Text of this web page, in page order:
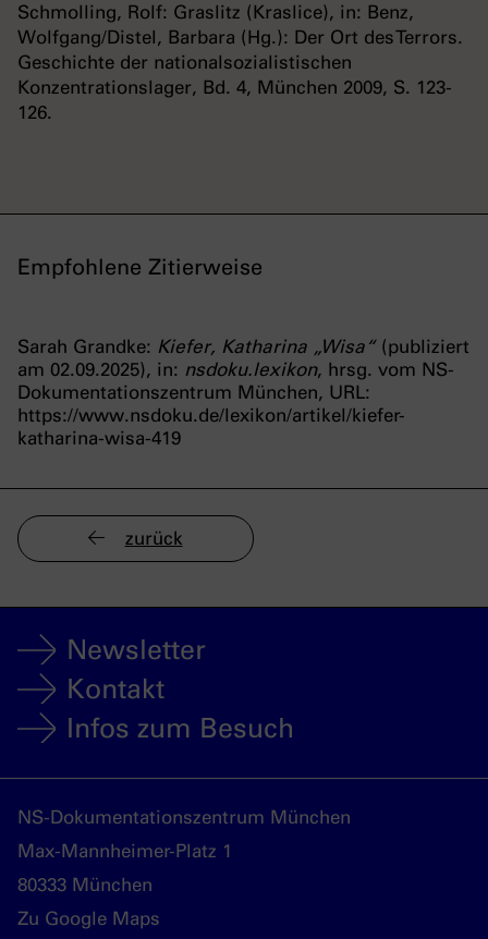
Schmolling, Rolf: Graslitz (Kraslice), in: Benz,
Wolfgang/Distel, Barbara (Hg.): Der Ort des Terrors.
Geschichte der nationalsozialistischen
Konzentrationslager, Bd. 4, München 2009, S. 123-
126.
Empfohlene Zitierweise
Sarah Grandke: Kiefer, Katharina „Wisa“(publiziert
am 02.09.2025), in: nsdoku.lexikon, hrsg. vom NS-
Dokumentationszentrum München, URL:
https://www.nsdoku.de/lexikon/artikel/kiefer-
katharina-wisa-419
zurück
Newsletter
Kontakt
Infos zum Besuch
NS-Dokumentationszentrum München
Max-Mannheimer-Platz 1
80333 München
Zu Google Maps